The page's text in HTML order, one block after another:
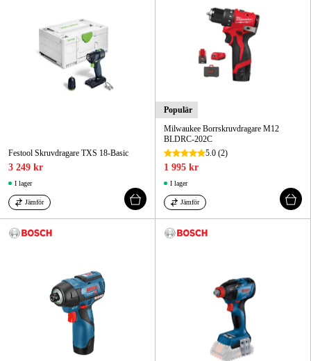
Festool Skruvdragare TXS 18-Basic
3 249 kr
I lager
Jämför
Populär
Milwaukee Borrskruvdragare M12
BLDRC-202C
5.0 (2)
1 995 kr
I lager
Jämför